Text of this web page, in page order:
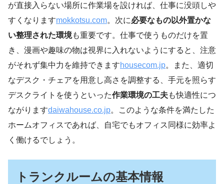
が直接入らない場所に作業場を設ければ、仕事に没頭しや
すくなりますmokkotsu.com。次に必要なもの以外置かな
い整理された環境も重要です。仕事で使うものだけを置
き、漫画や趣味の物は視界に入れないようにすると、注意
がそれず集中力を維持できますhousecom.jp。また、適切
なデスク・チェアを用意し高さを調整する、手元を照らす
デスクライトを使うといった作業環境の工夫も快適性につ
ながりますdaiwahouse.co.jp。このような条件を満たした
ホームオフィスであれば、自宅でもオフィス同様に効率よ
く働けるでしょう。
トランクルームの基本情報